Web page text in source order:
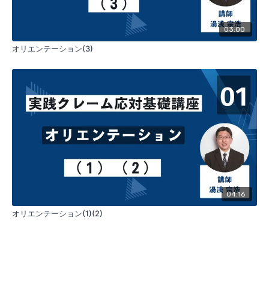
第６回以降は、スタンダードプランユーザーのコンテンツとなっ
03:00
オリエンテーション(3)
04:16
オリエンテーション(1)(2)